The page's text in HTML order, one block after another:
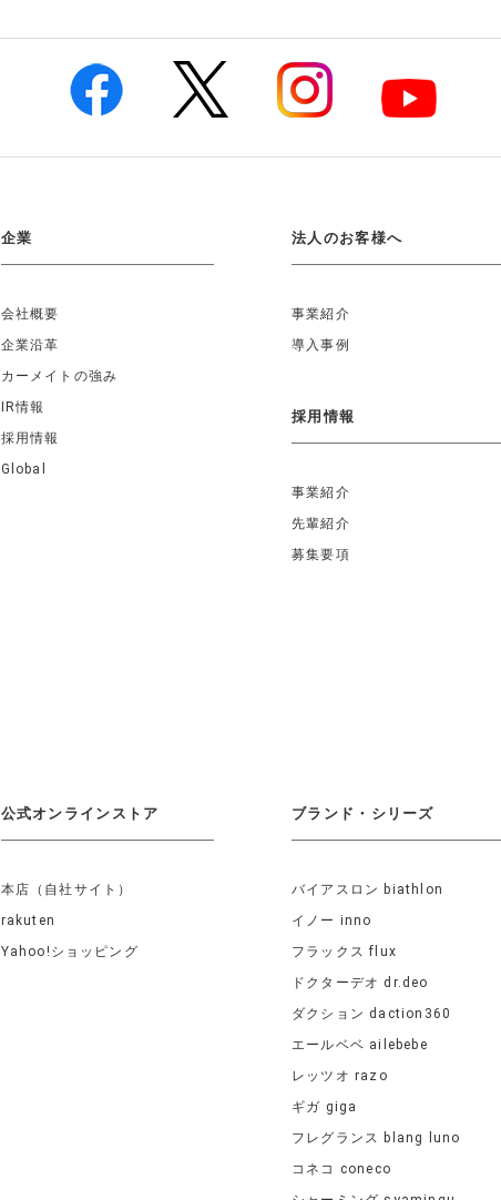
企業
会社概要
企業沿革
カーメイトの強み
IR情報
採用情報
Global
法人のお客様へ
事業紹介
導入事例
採用情報
事業紹介
先輩紹介
募集要項
公式オンラインストア
本店（自社サイト）
rakuten
Yahoo!ショッピング
ブランド・シリーズ
バイアスロン biathlon
イノー inno
フラックス flux
ドクターデオ dr.deo
ダクション daction360
エールベベ ailebebe
レッツオ razo
ギガ giga
フレグランス blang luno
コネコ coneco